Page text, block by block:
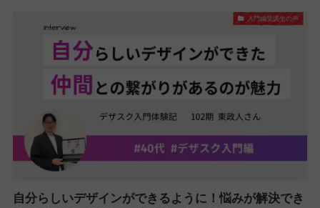
入門編受講生の声
自分らしいデザインができるように！悩みが解決でき